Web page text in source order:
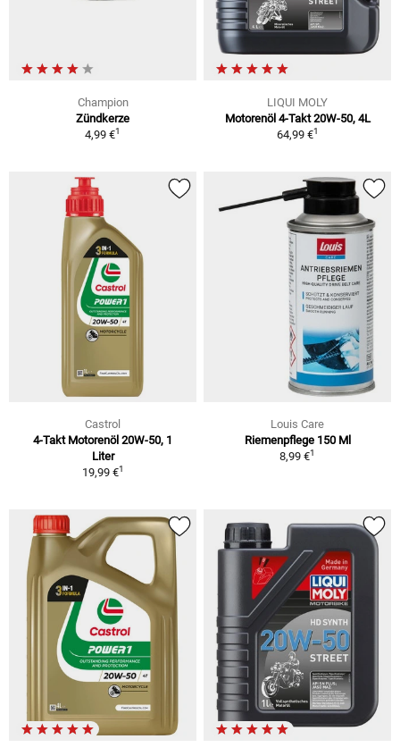
Champion
Zündkerze
4,99 €1
LIQUI MOLY
Motorenöl 4-Takt 20W-50, 4L
64,99 €1
Castrol
4-Takt Motorenöl 20W-50, 1
Liter
19,99 €1
Louis Care
Riemenpflege 150 Ml
8,99 €1